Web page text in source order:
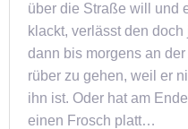
über die Straße will und
klackt, verlässt den
dann bis morgens an
rüber zu gehen, weil er
ihn ist. Oder hat am
einen Frosch platt…